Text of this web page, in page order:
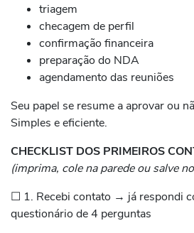
triagem
checagem de perfil
confirmação financeira
preparação do NDA
agendamento das reuniões
Seu papel se resume a aprovar ou
Simples e eficiente.
CHECKLIST DOS PRIMEIROS
(imprima, cole na parede ou salve
☐ 1. Recebi contato → já respondi
questionário de 4 perguntas